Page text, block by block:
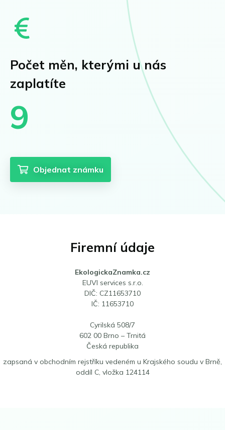
Počet měn, kterými u nás
zaplatíte
9
Objednat známku
Firemní údaje
EkologickaZnamka.cz
EUVI services s.r.o.
DIČ: CZ11653710
IČ: 11653710
Cyrilská 508/7
602 00 Brno – Trnitá
Česká republika
zapsaná v obchodním rejstříku vedeném u Krajského soudu v Brně,
oddíl C, vložka 124114